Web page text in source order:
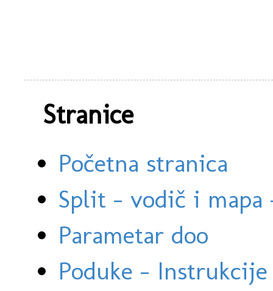
Stranice
Početna stranica
Split - vodič i
Parametar doo
Poduke -